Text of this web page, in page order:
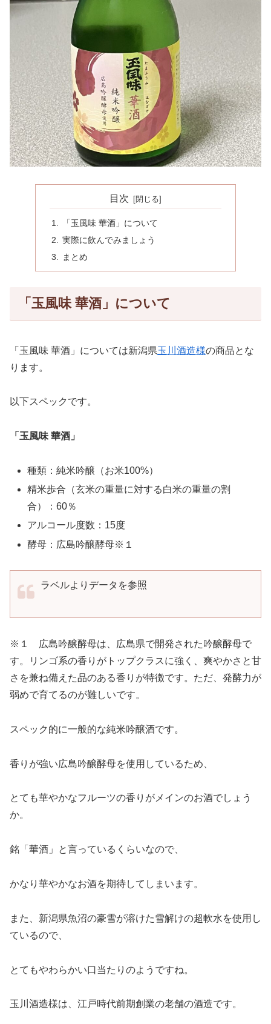
目次
「玉風味 華酒」について
実際に飲んでみましょう
まとめ
「玉風味 華酒」について
「玉風味 華酒」については新潟県玉川酒造様の商品とな
ります。
以下スペックです。
「玉風味 華酒」
種類：純米吟醸（お米100%）
精米歩合（玄米の重量に対する白米の重量の割
合）：60％
アルコール度数：15度
酵母：広島吟醸酵母※１
ラベルよりデータを参照
※１ 広島吟醸酵母は、広島県で開発された吟醸酵母で
す。リンゴ系の香りがトップクラスに強く、爽やかさと甘
さを兼ね備えた品のある香りが特徴です。ただ、発酵力が
弱めで育てるのが難しいです。
スペック的に一般的な純米吟醸酒です。
香りが強い広島吟醸酵母を使用しているため、
とても華やかなフルーツの香りがメインのお酒でしょう
か。
銘「華酒」と言っているくらいなので、
かなり華やかなお酒を期待してしまいます。
また、新潟県魚沼の豪雪が溶けた雪解けの超軟水を使用し
ているので、
とてもやわらかい口当たりのようですね。
玉川酒造様は、江戸時代前期創業の老舗の酒造です。